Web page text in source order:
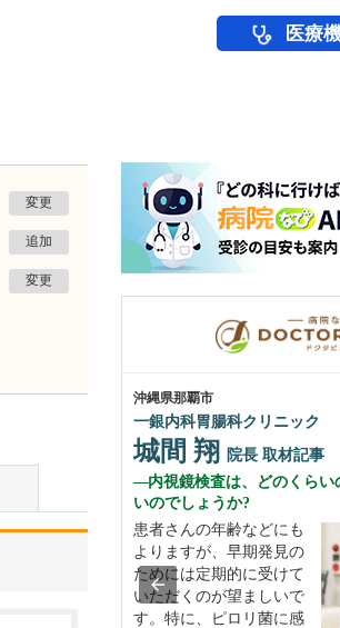
医療
変更
追加
変更
沖縄県那覇市
一銀内科胃腸科クリニック
城間 翔 院長 取材記事
内視鏡検査は、どのくらい
いのでしょうか?
患者さんの年齢などにも
よりますが、早期発見の
ためには定期的に受けて
いただくのが望ましいで
す。特に、ピロリ菌に感